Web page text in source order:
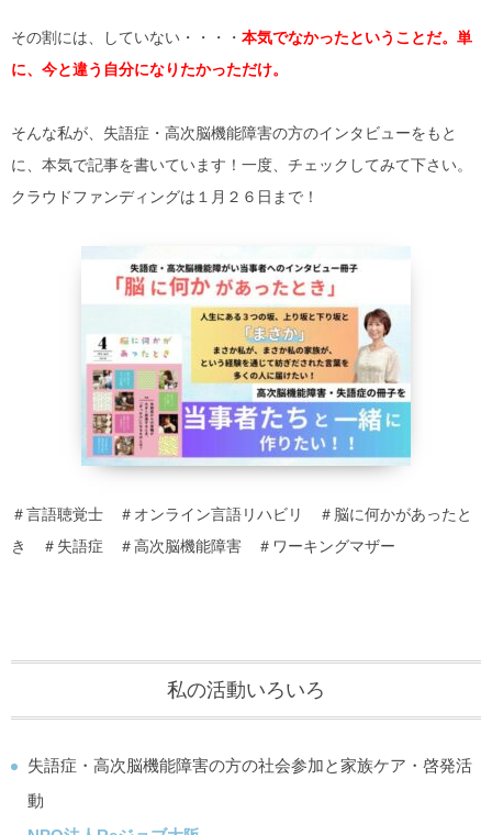
その割には、していない・・・・ 本気でなかったということだ。単
に、今と違う自分になりたかっただけ。
そんな私が、失語症・高次脳機能障害の方のインタビューをもと
に、本気で記事を書いています！一度、チェックしてみて下さい。
クラウドファンディングは１月２６日まで！
＃言語聴覚士 ＃オンライン言語リハビリ ＃脳に何かがあったと
き ＃失語症 ＃高次脳機能障害 ＃ワーキングマザー
私の活動いろいろ
失語症・高次脳機能障害の方の社会参加と家族ケア・啓発活
動